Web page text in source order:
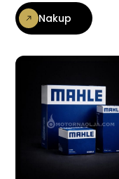
Nakup